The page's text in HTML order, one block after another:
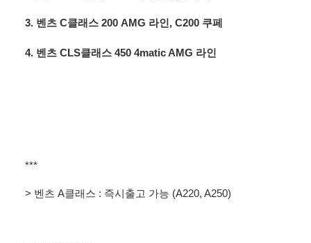
3. 벤츠 C클래스 200 AMG 라인, C200 쿠페
4. 벤츠 CLS클래스 450 4matic AMG 라인
***
> 벤츠 A클래스 : 즉시출고 가능 (A220, A250)